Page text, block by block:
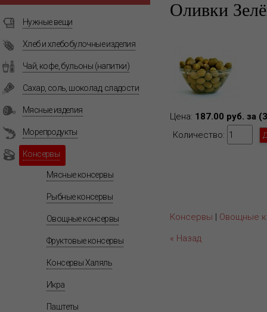
Нужные вещи
Хлеб и хлебобулочные изделия
Чай, кофе, бульоны (напитки)
Сахар, соль, шоколад, сладости
Мясные изделия
Морепродукты
Консервы
Мясные консервы
Рыбные консервы
Овощные консервы
Фруктовые консервы
Консервы Халяль
Икра
Паштеты
Оливки
Цена: 187.00 руб. за
Количество:
Консервы | Овощные
« Назад